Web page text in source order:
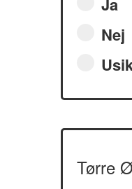
Nej
Tørre